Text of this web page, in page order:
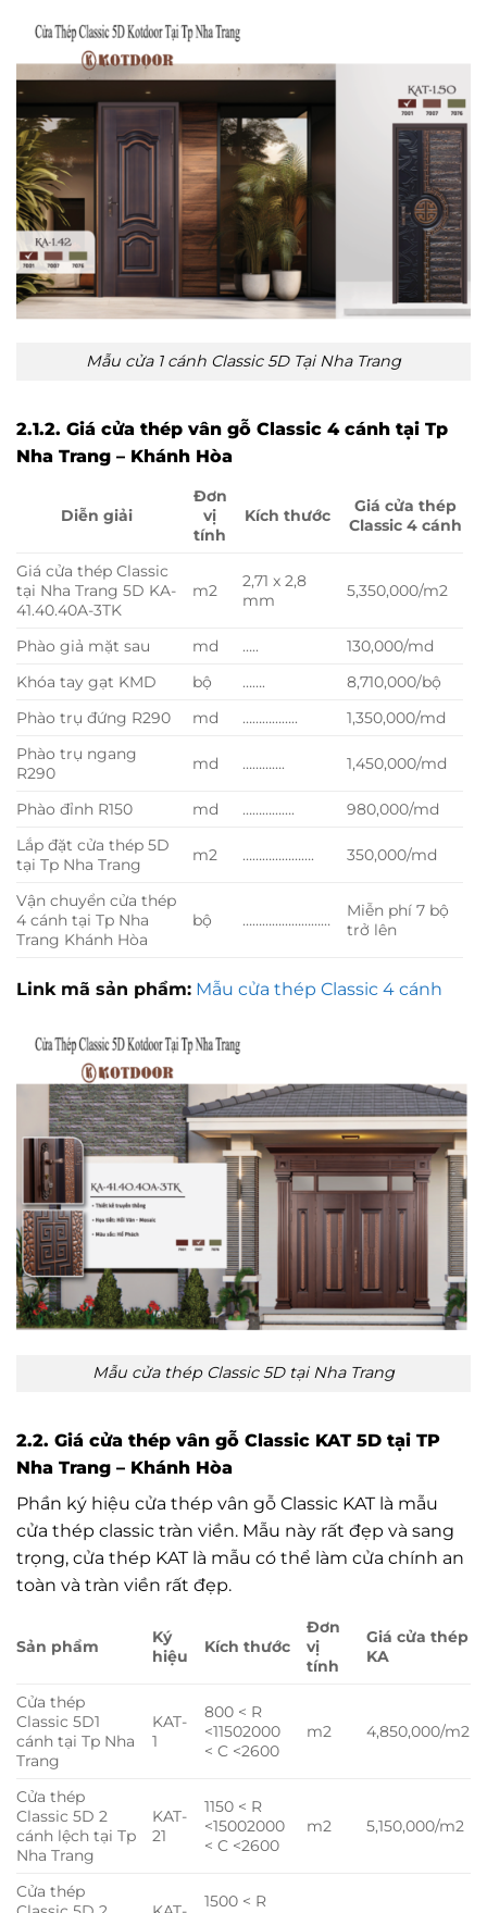
Mẫu cửa 1 cánh Classic 5D Tại Nha Trang
2.1.2. Giá cửa thép vân gỗ Classic 4 cánh tại Tp
Nha Trang – Khánh Hòa
Diễn giải
Đơn
vị
tính
Kích thước
Giá cửa thép
Classic 4 cánh
Giá cửa thép Classic
tại Nha Trang 5D KA-
41.40.40A-3TK
m2
2,71 x 2,8
mm
5,350,000/m2
Phào giả mặt sau md …..
130,000/md
Khóa tay gạt KMD
bộ …….
8,710,000/bộ
Phào trụ đứng R290
md ……………..
1,350,000/md
Phào trụ ngang
R290
md …………. 1,450,000/md
Phào đỉnh R150 md …………….
980,000/md
Lắp đặt cửa thép 5D
tại Tp Nha Trang
m2 …………………. 350,000/md
Vận chuyển cửa thép
4 cánh tại Tp Nha
Trang Khánh Hòa
bộ ………………………
Miễn phí 7 bộ
trở lên
Link mã sản phẩm: Mẫu cửa thép Classic 4 cánh
Mẫu cửa thép Classic 5D tại Nha Trang
2.2. Giá cửa thép vân gỗ Classic KAT 5D tại TP
Nha Trang – Khánh Hòa
Phần ký hiệu cửa thép vân gỗ Classic KAT là mẫu
cửa thép classic tràn viền. Mẫu này rất đẹp và sang
trọng, cửa thép KAT là mẫu có thể làm cửa chính an
toàn và tràn viền rất đẹp.
Sản phẩm
Ký
hiệu
Kích thước
Đơn
vị
tính
Giá cửa thép
KA
Cửa thép
Classic 5D1
cánh tại Tp Nha
Trang
KAT-
1
800 < R
<11502000
< C <2600
m2 4,850,000/m2
Cửa thép
Classic 5D 2
cánh lệch tại Tp
Nha Trang
KAT-
21
1150 < R
<15002000
< C <2600
m2 5,150,000/m2
Cửa thép
1500 < R